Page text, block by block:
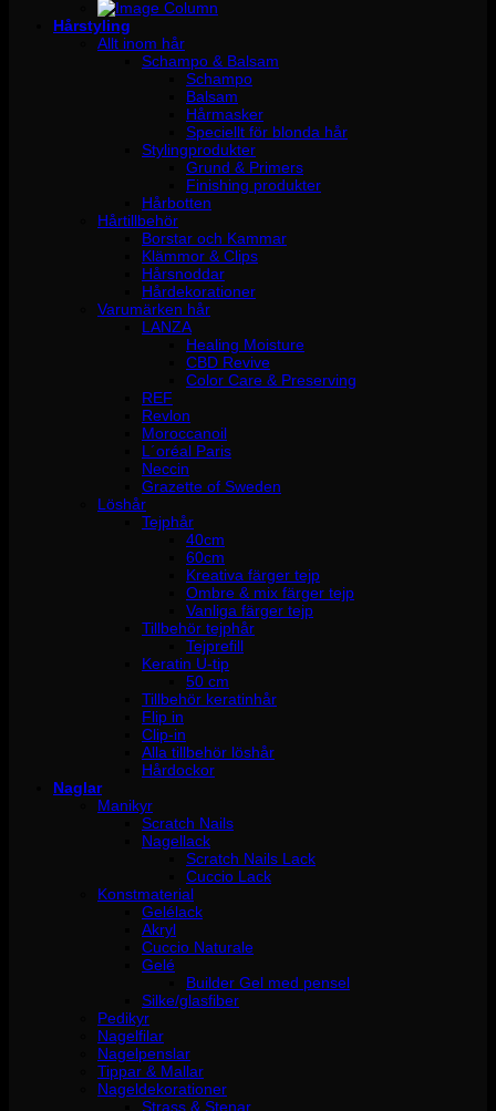
Hårstyling
Allt inom hår
Schampo & Balsam
Schampo
Balsam
Hårmasker
Speciellt för blonda hår
Stylingprodukter
Grund & Primers
Finishing produkter
Hårbotten
Hårtillbehör
Borstar och Kammar
Klämmor & Clips
Hårsnoddar
Hårdekorationer
Varumärken hår
LANZA
Healing Moisture
CBD Revive
Color Care & Preserving
REF
Revlon
Moroccanoil
L´oréal Paris
Neccin
Grazette of Sweden
Löshår
Tejphår
40cm
60cm
Kreativa färger tejp
Ombre & mix färger tejp
Vanliga färger tejp
Tillbehör tejphår
Tejprefill
Keratin U-tip
50 cm
Tillbehör keratinhår
Flip in
Clip-in
Alla tillbehör löshår
Hårdockor
Naglar
Manikyr
Scratch Nails
Nagellack
Scratch Nails Lack
Cuccio Lack
Konstmaterial
Gelélack
Akryl
Cuccio Naturale
Gelé
Builder Gel med pensel
Silke/glasfiber
Pedikyr
Nagelfilar
Nagelpenslar
Tippar & Mallar
Nageldekorationer
Strass & Stenar